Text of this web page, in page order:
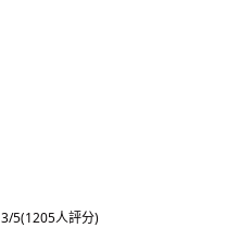
3/5(1205人評分)